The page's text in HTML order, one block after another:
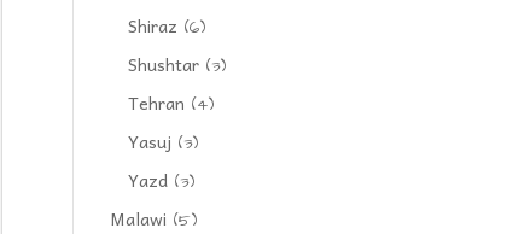
Shiraz (6)
Shushtar (3)
Tehran (4)
Yasuj (3)
Yazd (3)
Malawi (5)